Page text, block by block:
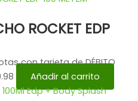
ROCKET EDP
con tarjeta de DÉBITO
Añadir al carrito